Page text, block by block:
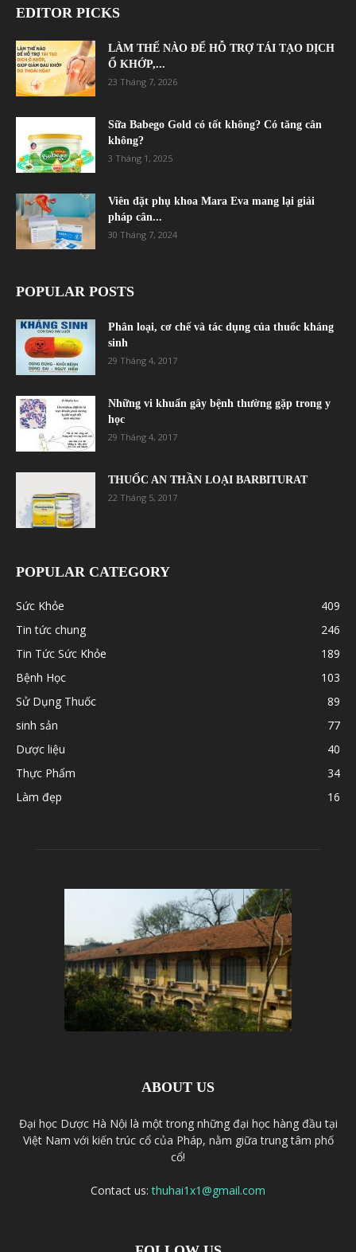
EDITOR PICKS
LÀM THẾ NÀO ĐỂ HỖ TRỢ TÁI TẠO DỊCH
Ổ KHỚP,...
23 Tháng 7, 2026
Sữa Babego Gold có tốt không? Có tăng cân
không?
3 Tháng 1, 2025
Viên đặt phụ khoa Mara Eva mang lại giải
pháp cân...
30 Tháng 7, 2024
POPULAR POSTS
Phân loại, cơ chế và tác dụng của thuốc kháng
sinh
29 Tháng 4, 2017
Những vi khuẩn gây bệnh thường gặp trong y
học
29 Tháng 4, 2017
THUỐC AN THẦN LOẠI BARBITURAT
22 Tháng 5, 2017
POPULAR CATEGORY
Sức Khỏe
409
Tin tức chung
246
Tin Tức Sức Khỏe
189
Bệnh Học
103
Sử Dụng Thuốc
89
sinh sản
77
Dược liệu
40
Thực Phẩm
34
Làm đẹp
16
ABOUT US
Đại học Dược Hà Nội là một trong những đại học hàng đầu tại
Việt Nam với kiến trúc cổ của Pháp, nằm giữa trung tâm phố
cổ!
Contact us:thuhai1x1@gmail.com